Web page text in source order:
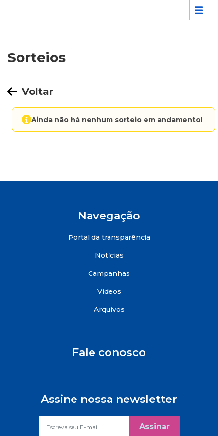
Sorteios
Voltar
Ainda não há nenhum sorteio em andamento!
Navegação
Portal da transparência
Notícias
Campanhas
Videos
Arquivos
Fale conosco
Assine nossa newsletter
Assinar